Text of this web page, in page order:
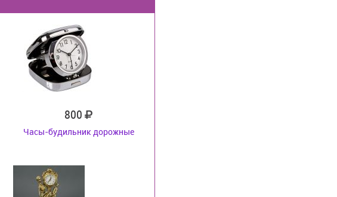
800
Часы-будильник дорожные